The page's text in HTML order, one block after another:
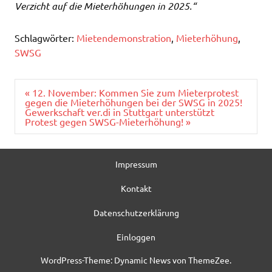
Verzicht auf die Mieterhöhungen in 2025.“
Schlagwörter: Mietendemonstration Mieterhöhung
SWSG
Beitragsnavigation
« 12. November: Kommen Sie zum Mieterprotest
gegen die Mieterhöhungen bei der SWSG in 2025!
Gewerkschaft ver.di in Stuttgart unterstützt
Protest gegen SWSG-Mieterhöhung! »
Impressum
Kontakt
Datenschutzerklärung
Einloggen
WordPress-Theme: Dynamic News von ThemeZee.